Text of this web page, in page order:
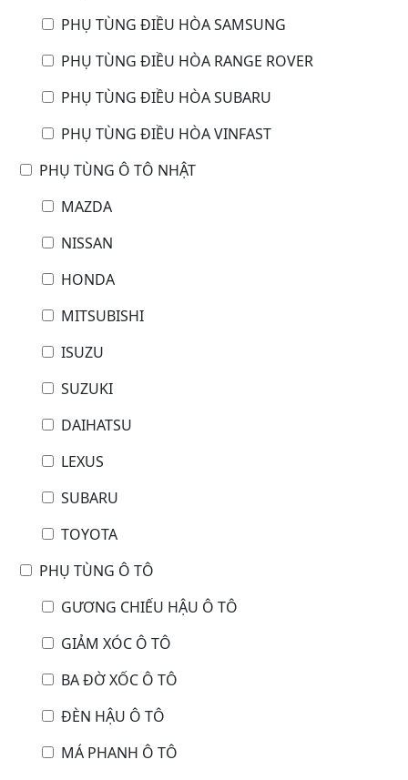
PHỤ TÙNG ĐIỀU HÒA SAMSUNG
PHỤ TÙNG ĐIỀU HÒA RANGE ROVER
PHỤ TÙNG ĐIỀU HÒA SUBARU
PHỤ TÙNG ĐIỀU HÒA VINFAST
PHỤ TÙNG Ô TÔ NHẬT
MAZDA
NISSAN
HONDA
MITSUBISHI
ISUZU
SUZUKI
DAIHATSU
LEXUS
SUBARU
TOYOTA
PHỤ TÙNG Ô TÔ
GƯƠNG CHIẾU HẬU Ô TÔ
GIẢM XÓC Ô TÔ
BA ĐỜ XỐC Ô TÔ
ĐÈN HẬU Ô TÔ
MÁ PHANH Ô TÔ